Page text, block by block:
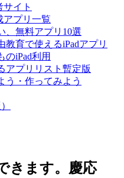
サイト
アプリ一覧
、無料アプリ10選
教育で使えるiPadアプリ
のiPad利用
アプリリスト暫定版
う・作ってみよう
きます。慶応